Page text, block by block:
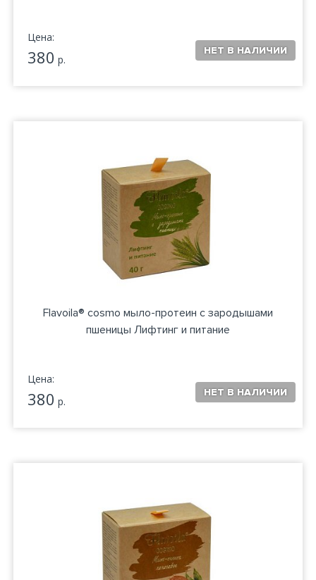
Цена:
380 р.
Flavoila® cosmo мыло-протеин с зародышами
пшеницы Лифтинг и питание
Цена:
380 р.